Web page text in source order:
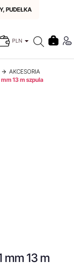
PUDEŁKA
PLN
AKCESORIA
13 m szpula
13 m